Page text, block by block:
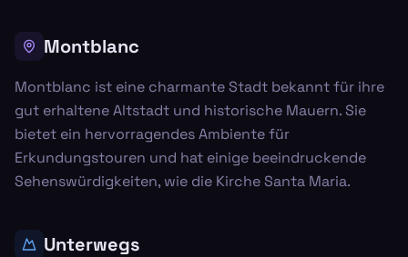
Montblanc
Montblanc ist eine charmante Stadt bekannt für ihre
gut erhaltene Altstadt und historische Mauern. Sie
bietet ein hervorragendes Ambiente für
Erkundungstouren und hat einige beeindruckende
Sehenswürdigkeiten, wie die Kirche Santa Maria.
Unterwegs